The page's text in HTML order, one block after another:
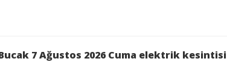
- 17:00:00
MEHMET AKİF ERSOY Mah.
ve Güvenliği'ni de gözeterek elektrik
7 Ağustos 2026 Cuma elektrik